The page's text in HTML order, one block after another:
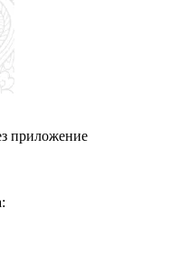
приложение